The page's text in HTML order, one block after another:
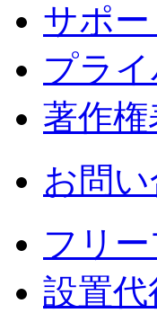
サポ
プラ
著作
お問
フリ
設置